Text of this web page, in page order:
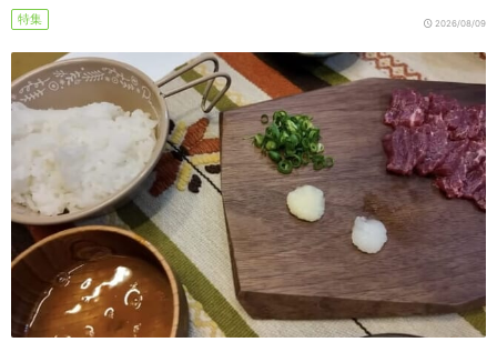
特集 2026/08/09